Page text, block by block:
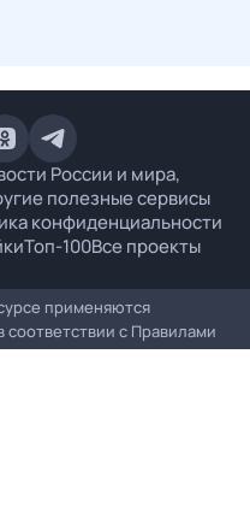
России и мира,
полезные сервисы
конфиденциальности
Топ-100Все проекты
применяются
с Правилами